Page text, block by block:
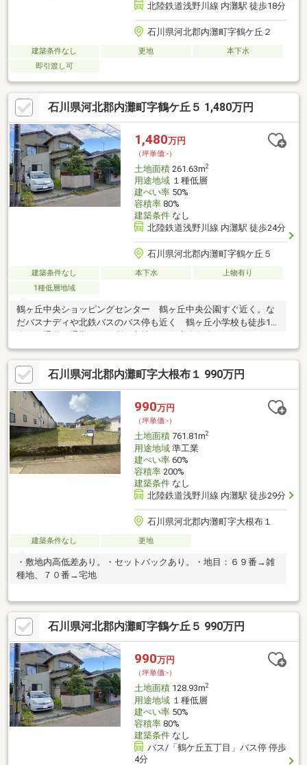
北陸鉄道浅野川線 内灘駅 徒歩18分
石川県河北郡内灘町字鶴ケ丘２
建築条件なし 更地
本下水
即引渡し可
石川県河北郡内灘町字鶴ケ丘５ 1,480万円
1,480万円
（坪単価:-）
土地面積261.63m2
用途地域１種低層
建ぺい率50%
容積率80%
建築条件なし
北陸鉄道浅野川線 内灘駅 徒歩24分
石川県河北郡内灘町字鶴ケ丘５
建築条件なし 本下水
上物有り
1種低層地域
鶴ヶ丘中央ショッピングセンター 鶴ヶ丘中央公園すぐ近く。な
だバスナディや北鉄バスのバス停も近く 鶴ヶ丘小学校も徒歩10
建築業者で建てられます。現況古家付き（解体費用買主様負担）
内灘町空き家バンク登録物件（空き家活用事業補助金 解体費用
上限50万円まで）
石川県河北郡内灘町字大根布１ 990万円
990万円
（坪単価:-）
土地面積761.81m2
用途地域準工業
建ぺい率60%
容積率200%
建築条件なし
北陸鉄道浅野川線 内灘駅 徒歩29分
石川県河北郡内灘町字大根布１
建築条件なし 更地
・敷地内高低差あり。・セットバックあり。・地目：６９番→雑
種地、７０番→宅地
石川県河北郡内灘町字鶴ケ丘５ 990万円
990万円
（坪単価:-）
土地面積128.93m2
用途地域１種低層
建ぺい率50%
容積率80%
建築条件なし
バス/「鶴ケ丘五丁目」バス停 停歩
4分